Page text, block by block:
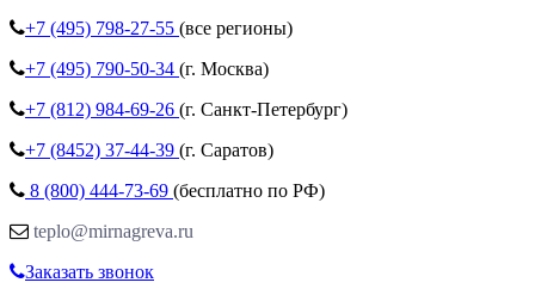
+7 (495) 798-27-55 (все регионы)
+7 (495) 790-50-34 (г. Москва)
+7 (812) 984-69-26 (г. Санкт-Петербург)
+7 (8452) 37-44-39 (г. Саратов)
8 (800) 444-73-69 (бесплатно по РФ)
teplo@mirnagreva.ru
Заказать звонок